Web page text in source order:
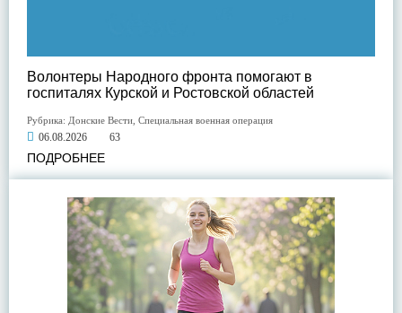
Волонтеры Народного фронта помогают в
госпиталях Курской и Ростовской областей
Рубрика: Донские Вести Специальная военная операция
06.08.2026 63
ПОДРОБНЕЕ